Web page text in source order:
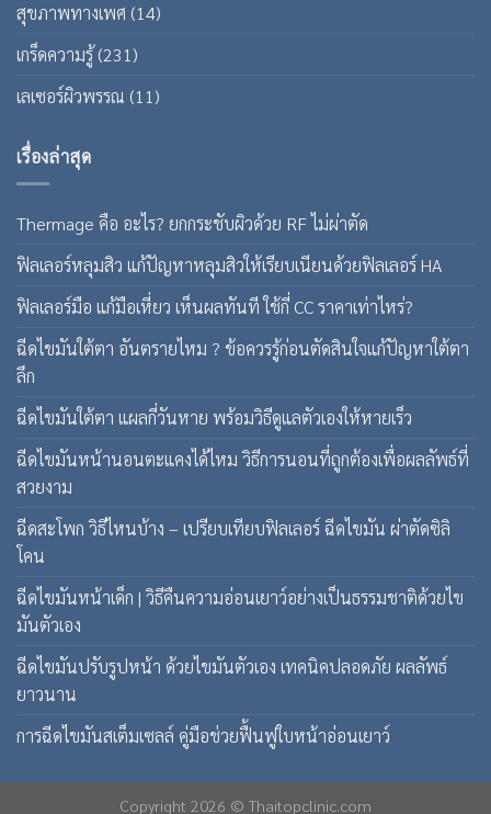
สุขภาพทางเพศ (14)
เกร็ดความรู้(231)
เลเซอร์ผิวพรรณ (11)
เรื่องล่าสุด
Thermage คือ อะไร? ยกกระชับผิวด้วย RF ไม่ผ่าตัด
ฟิลเลอร์หลุมสิว แก้ปัญหาหลุมสิวให้เรียบเนียนด้วยฟิลเลอร์ HA
ฟิลเลอร์มือ แก้มือเหี่ยว เห็นผลทันที ใช้กี่ CC ราคาเท่าไหร่?
ฉีดไขมันใต้ตา อันตรายไหม ? ข้อควรรู้ก่อนตัดสินใจแก้ปัญหาใต้ตา
ลึก
ฉีดไขมันใต้ตา แผลกี่วันหาย พร้อมวิธีดูแลตัวเองให้หายเร็ว
ฉีดไขมันหน้านอนตะแคงได้ไหม วิธีการนอนที่ถูกต้องเพื่อผลลัพธ์ที่
สวยงาม
ฉีดสะโพก วิธีไหนบ้าง – เปรียบเทียบฟิลเลอร์ ฉีดไขมัน ผ่าตัดซิลิ
โคน
ฉีดไขมันหน้าเด็ก | วิธีคืนความอ่อนเยาว์อย่างเป็นธรรมชาติด้วยไข
มันตัวเอง
ฉีดไขมันปรับรูปหน้า ด้วยไขมันตัวเอง เทคนิคปลอดภัย ผลลัพธ์
ยาวนาน
การฉีดไขมันสเต็มเซลล์ คู่มือช่วยฟื้นฟูใบหน้าอ่อนเยาว์
Copyright 2026 © Thaitopclinic.com